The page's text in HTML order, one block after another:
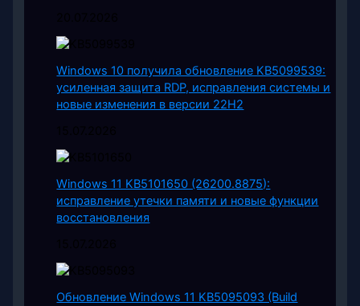
Windows 10 получила обновление KB5099539:
усиленная защита RDP, исправления системы и
новые изменения в версии 22H2
Windows 11 KB5101650 (26200.8875):
исправление утечки памяти и новые функции
восстановления
Обновление Windows 11 KB5095093 (Build